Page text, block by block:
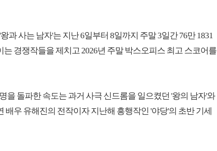
과 사는 남자'는 지난 6일부터 8일까지 주말 3일간 76만 1831
경쟁작들을 제치고 2026년 주말 박스오피스 최고 스코어를
을 돌파한 속도는 과거 사극 신드롬을 일으켰던 '왕의 남자'와
배우 유해진의 전작이자 지난해 흥행작인 '야당'의 초반 기세